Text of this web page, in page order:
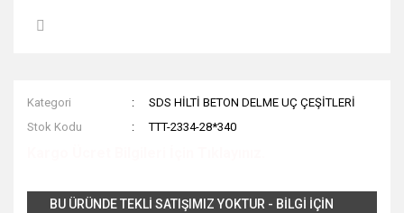
Kategori
SDS HİLTİ BETON DELME UÇ ÇEŞİTLERİ
Stok Kodu
TTT-2334-28*340
BU ÜRÜNDE TEKLİ SATIŞIMIZ YOKTUR - BİLGİ İÇİN